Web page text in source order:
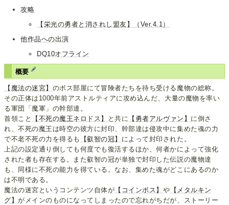
攻略
【栄光の勇者と消されし盟友】（Ver.4.1）
他作品への出演
DQ10オフライン
概要
【魔法の迷宮】 のボス部屋にて冒険者たちを待ち受ける魔物の総称。
その正体は1000年前アストルティアに攻め込んだ、大量の魔物を率い
る軍団「魔軍」の幹部達。
首領こと
【不死の魔王ネロドス】 と共に 【勇者アルヴァン】 に倒さ
れ、不死の魔王は時空の彼方に封印、幹部達は侵攻中に集めた魂の力
で不老不死の力を得るも
【叡智の冠】 によって封印された。
上記の設定通り倒しても何度でも復活するほか、何者かによって強化
された者も存在する。また叡智の冠が単独で封印した伝説の魔物達
も、同様に不死の能力を得ている。なお、集めた魂がどこにあるのか
は不明である。
魔法の迷宮というコンテンツ自体が 【コインボス】 や 【メタルキン
グ】がメインのものになってしまったので忘れがちだが、ストーリー